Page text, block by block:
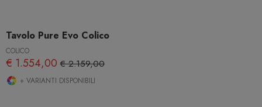
Tavolo Pure Evo Colico
COLICO
€ 1.554,00 € 2.159,00
+ VARIANTI DISPONIBILI